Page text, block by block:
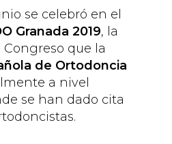
se celebró en el
Granada 2019, la
Congreso que la
de Ortodoncia
a nivel
se han dado cita